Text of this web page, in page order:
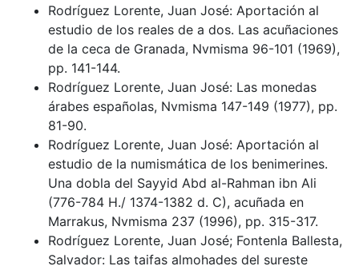
Rodríguez Lorente, Juan José: Aportación al
estudio de los reales de a dos. Las acuñaciones
de la ceca de Granada, Nvmisma 96-101 (1969),
pp. 141-144.
Rodríguez Lorente, Juan José: Las monedas
árabes españolas, Nvmisma 147-149 (1977), pp.
81-90.
Rodríguez Lorente, Juan José: Aportación al
estudio de la numismática de los benimerines.
Una dobla del Sayyid Abd al-Rahman ibn Ali
(776-784 H./ 1374-1382 d. C), acuñada en
Marrakus, Nvmisma 237 (1996), pp. 315-317.
Rodríguez Lorente, Juan José; Fontenla Ballesta,
Salvador: Las taifas almohades del sureste